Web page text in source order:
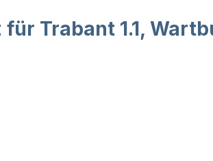
Trabant 1.1,